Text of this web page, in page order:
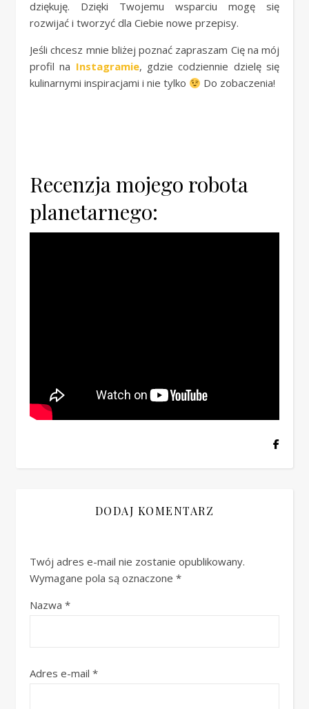
dziękuję. Dzięki Twojemu wsparciu mogę się
rozwijać i tworzyć dla Ciebie nowe przepisy.
Jeśli chcesz mnie bliżej poznać zapraszam Cię na mój
profil na Instagramie, gdzie codziennie dzielę się
kulinarnymi inspiracjami i nie tylko
Do zobaczenia!
Recenzja mojego robota
planetarnego:
DODAJ KOMENTARZ
Twój adres e-mail nie zostanie opublikowany.
Wymagane pola są oznaczone *
Nazwa *
Adres e-mail *